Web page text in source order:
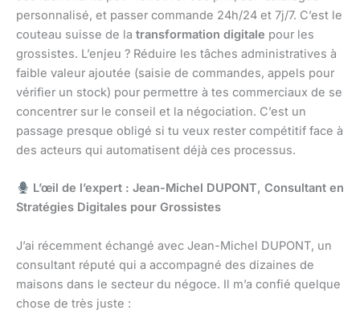
personnalisé, et passer commande 24h/24 et 7j/7. C’est le
couteau suisse de la transformation digitale pour les
grossistes. L’enjeu ? Réduire les tâches administratives à
faible valeur ajoutée (saisie de commandes, appels pour
vérifier un stock) pour permettre à tes commerciaux de se
concentrer sur le conseil et la négociation. C’est un
passage presque obligé si tu veux rester compétitif face à
des acteurs qui automatisent déjà ces processus.
L’œil de l’expert : Jean-Michel DUPONT, Consultant en
Stratégies Digitales pour Grossistes
J’ai récemment échangé avec Jean-Michel DUPONT, un
consultant réputé qui a accompagné des dizaines de
maisons dans le secteur du négoce. Il m’a confié quelque
chose de très juste :